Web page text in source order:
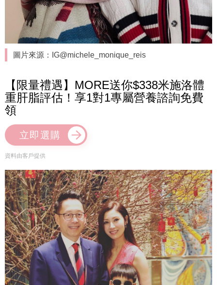
圖片來源：IG@michele_monique_reis
【限量禮遇】MORE送你$338米施洛體
重肝脂評估！享1對1專屬營養諮詢免費
領
立即選購
資料由客戶提供